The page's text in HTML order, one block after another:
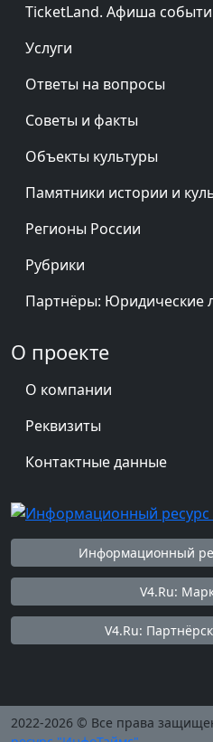
TicketLand. Афиша
Услуги
Ответы на вопросы
Советы и факты
Объекты культуры
Памятники истории и
Регионы России
Рубрики
Партнёры: Юридические
О проекте
О компании
Реквизиты
Контактные данные
Информационный
V4.Ru:
V4.Ru:
2022-2026 © Все права